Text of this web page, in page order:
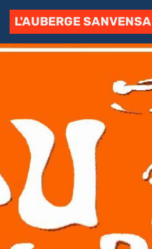
L'AUBERGE SANVENSA